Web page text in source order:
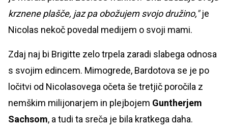
krznene plašče, jaz pa obožujem svojo družino,"je
Nicolas nekoč povedal medijem o svoji mami.
Zdaj naj bi Brigitte zelo trpela zaradi slabega odnosa
s svojim edincem. Mimogrede, Bardotova se je po
ločitvi od Nicolasovega očeta še tretjič poročila z
nemškim milijonarjem in plejbojem Guntherjem
Sachsom, a tudi ta sreča je bila kratkega daha.